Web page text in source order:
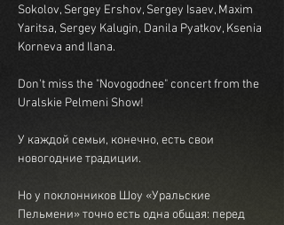
Sokolov, Sergey Ershov, Sergey Isaev, Maxim
Yaritsa, Sergey Kalugin, Danila Pyatkov, Ksenia
Korneva and Ilana.
Don't miss the "Novogodnee" concert from the
Uralskie Pelmeni Show!
У каждой семьи, конечно, есть свои
новогодние традиции.
Но у поклонников Шоу «Уральские
Пельмени» точно есть одна общая: перед